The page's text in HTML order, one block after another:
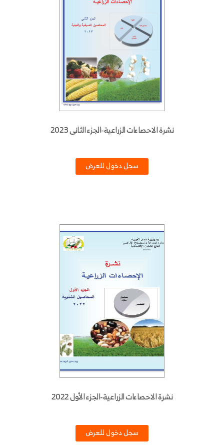
نشرة الاحصاءات الزراعية-الجزء الثانى 2023
سجل دخول للعرض
نشرة الاحصاءات الزراعية-الجزء الأول 2022
سجل دخول للعرض